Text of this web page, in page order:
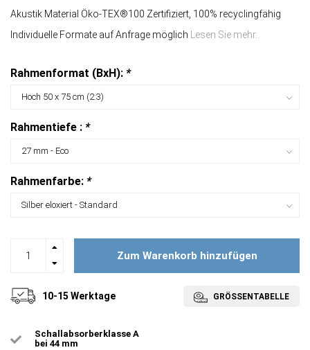
Akustik Material Öko-TEX®100 Zertifiziert, 100% recyclingfähig
Individuelle Formate auf Anfrage möglich Lesen Sie mehr..
Rahmenformat (BxH): *
Rahmentiefe : *
Rahmenfarbe: *
Zum Warenkorb hinzufügen
10-15 Werktage GRÖSSENTABELLE
Schallabsorberklasse A
bei 44 mm